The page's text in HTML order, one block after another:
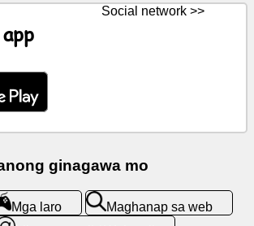
Social network >>
ginagawa mo
Mga laro
Maghanap sa web